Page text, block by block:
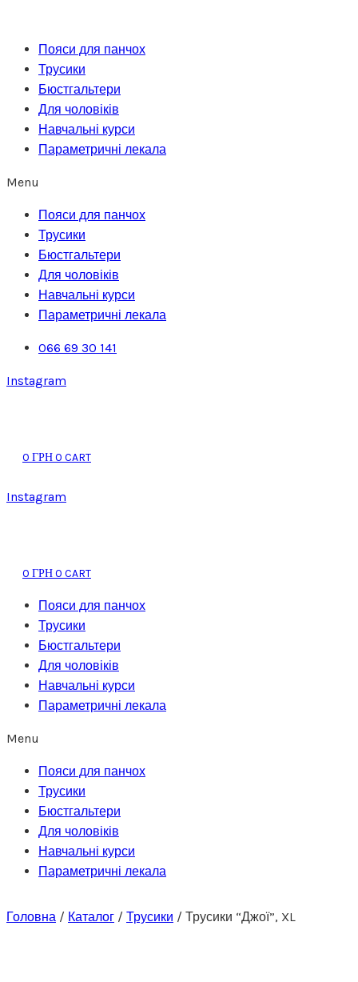
вмістуПояси для панчох
Трусики
Бюстгальтери
Для чоловіків
Навчальні курси
Параметричні лекала
Menu
Пояси для панчох
Трусики
Бюстгальтери
Для чоловіків
Навчальні курси
Параметричні лекала
066 69 30 141
Instagram
0 ГРН 0 CART
Instagram
0 ГРН 0 CART
Пояси для панчох
Трусики
Бюстгальтери
Для чоловіків
Навчальні курси
Параметричні лекала
Menu
Пояси для панчох
Трусики
Бюстгальтери
Для чоловіків
Навчальні курси
Параметричні лекала
Головна / Каталог / Трусики / Трусики “Джої”, XL